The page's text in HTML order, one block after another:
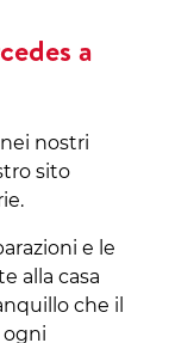
a
nostri
sito
e le
alla casa
che il
ogni